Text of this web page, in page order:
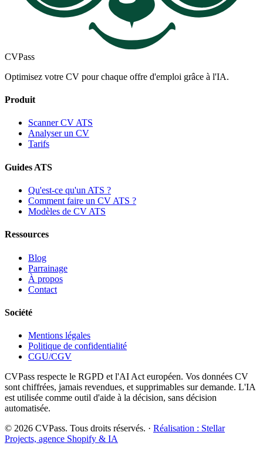
CVPass
Optimisez votre CV pour chaque offre d'emploi grâce à l'IA.
Produit
Scanner CV ATS
Analyser un CV
Tarifs
Guides ATS
Qu'est-ce qu'un ATS ?
Comment faire un CV ATS ?
Modèles de CV ATS
Ressources
Blog
Parrainage
À propos
Contact
Société
Mentions légales
Politique de confidentialité
CGU/CGV
CVPass respecte le RGPD et l'AI Act européen. Vos données CV
sont chiffrées, jamais revendues, et supprimables sur demande. L'IA
est utilisée comme outil d'aide à la décision, sans décision
automatisée.
© 2026 CVPass. Tous droits réservés. · Réalisation : Stellar
Projects, agence Shopify & IA